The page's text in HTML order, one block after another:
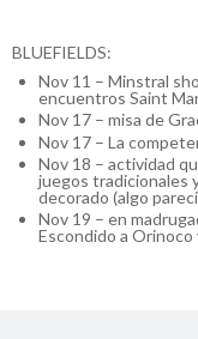
BLUEFIELDS:
Nov 11 – Minstral
encuentros Saint
Nov 17 – misa de
Nov 17 – La
Nov 18 – actividad
juegos tradicionales
decorado (algo
Nov 19 – en
Escondido a